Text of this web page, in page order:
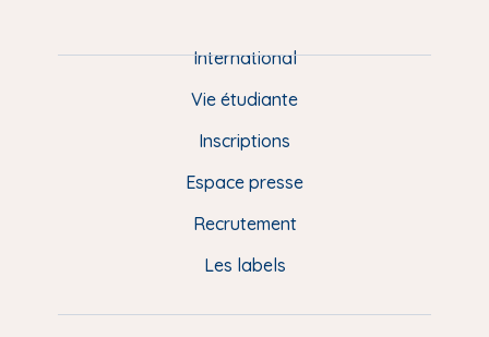
e
e
International
Vie étudiante
Inscriptions
Espace presse
Recrutement
Les labels